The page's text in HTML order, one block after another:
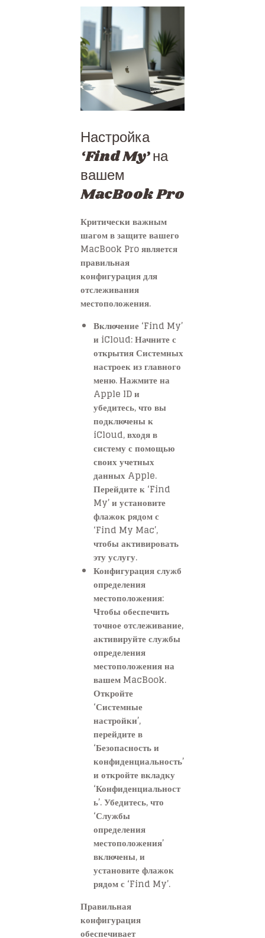
Настройка
‘Find My’ на
вашем
MacBook Pro
Критически важным
шагом в защите вашего
MacBook Pro является
правильная
конфигурация для
отслеживания
местоположения.
Включение ‘Find My’
и iCloud: Начните с
открытия Системных
настроек из главного
меню. Нажмите на
Apple ID и
убедитесь, что вы
подключены к
iCloud, входя в
систему с помощью
своих учетных
данных Apple.
Перейдите к ‘Find
My’ и установите
флажок рядом с
‘Find My Mac’,
чтобы активировать
эту услугу.
Конфигурация служб
определения
местоположения:
Чтобы обеспечить
точное отслеживание,
активируйте службы
определения
местоположения на
вашем MacBook.
Откройте
‘Системные
настройки’,
перейдите в
‘Безопасность и
конфиденциальность’
и откройте вкладку
‘Конфиденциальност
ь’. Убедитесь, что
‘Службы
определения
местоположения’
включены, и
установите флажок
рядом с ‘Find My’.
Правильная
конфигурация
обеспечивает